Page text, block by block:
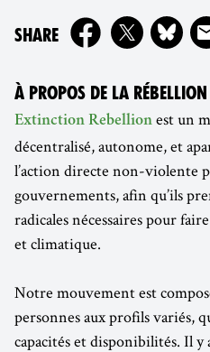
SHAREON
À PROPOS DE LA RÉBELLION
Extinction Rebellion est un
décentralisé, autonome, et
l’action directe non-violente
gouvernements, afin qu’ils
radicales nécessaires pour
et climatique.
Notre mouvement est
personnes aux profils variés,
capacités et disponibilités. Il y